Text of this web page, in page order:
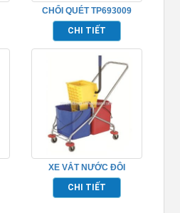
CHỔI QUÉT TP693009
CHI TIẾT
XE VẮT NƯỚC ĐÔI
TP693005
CHI TIẾT